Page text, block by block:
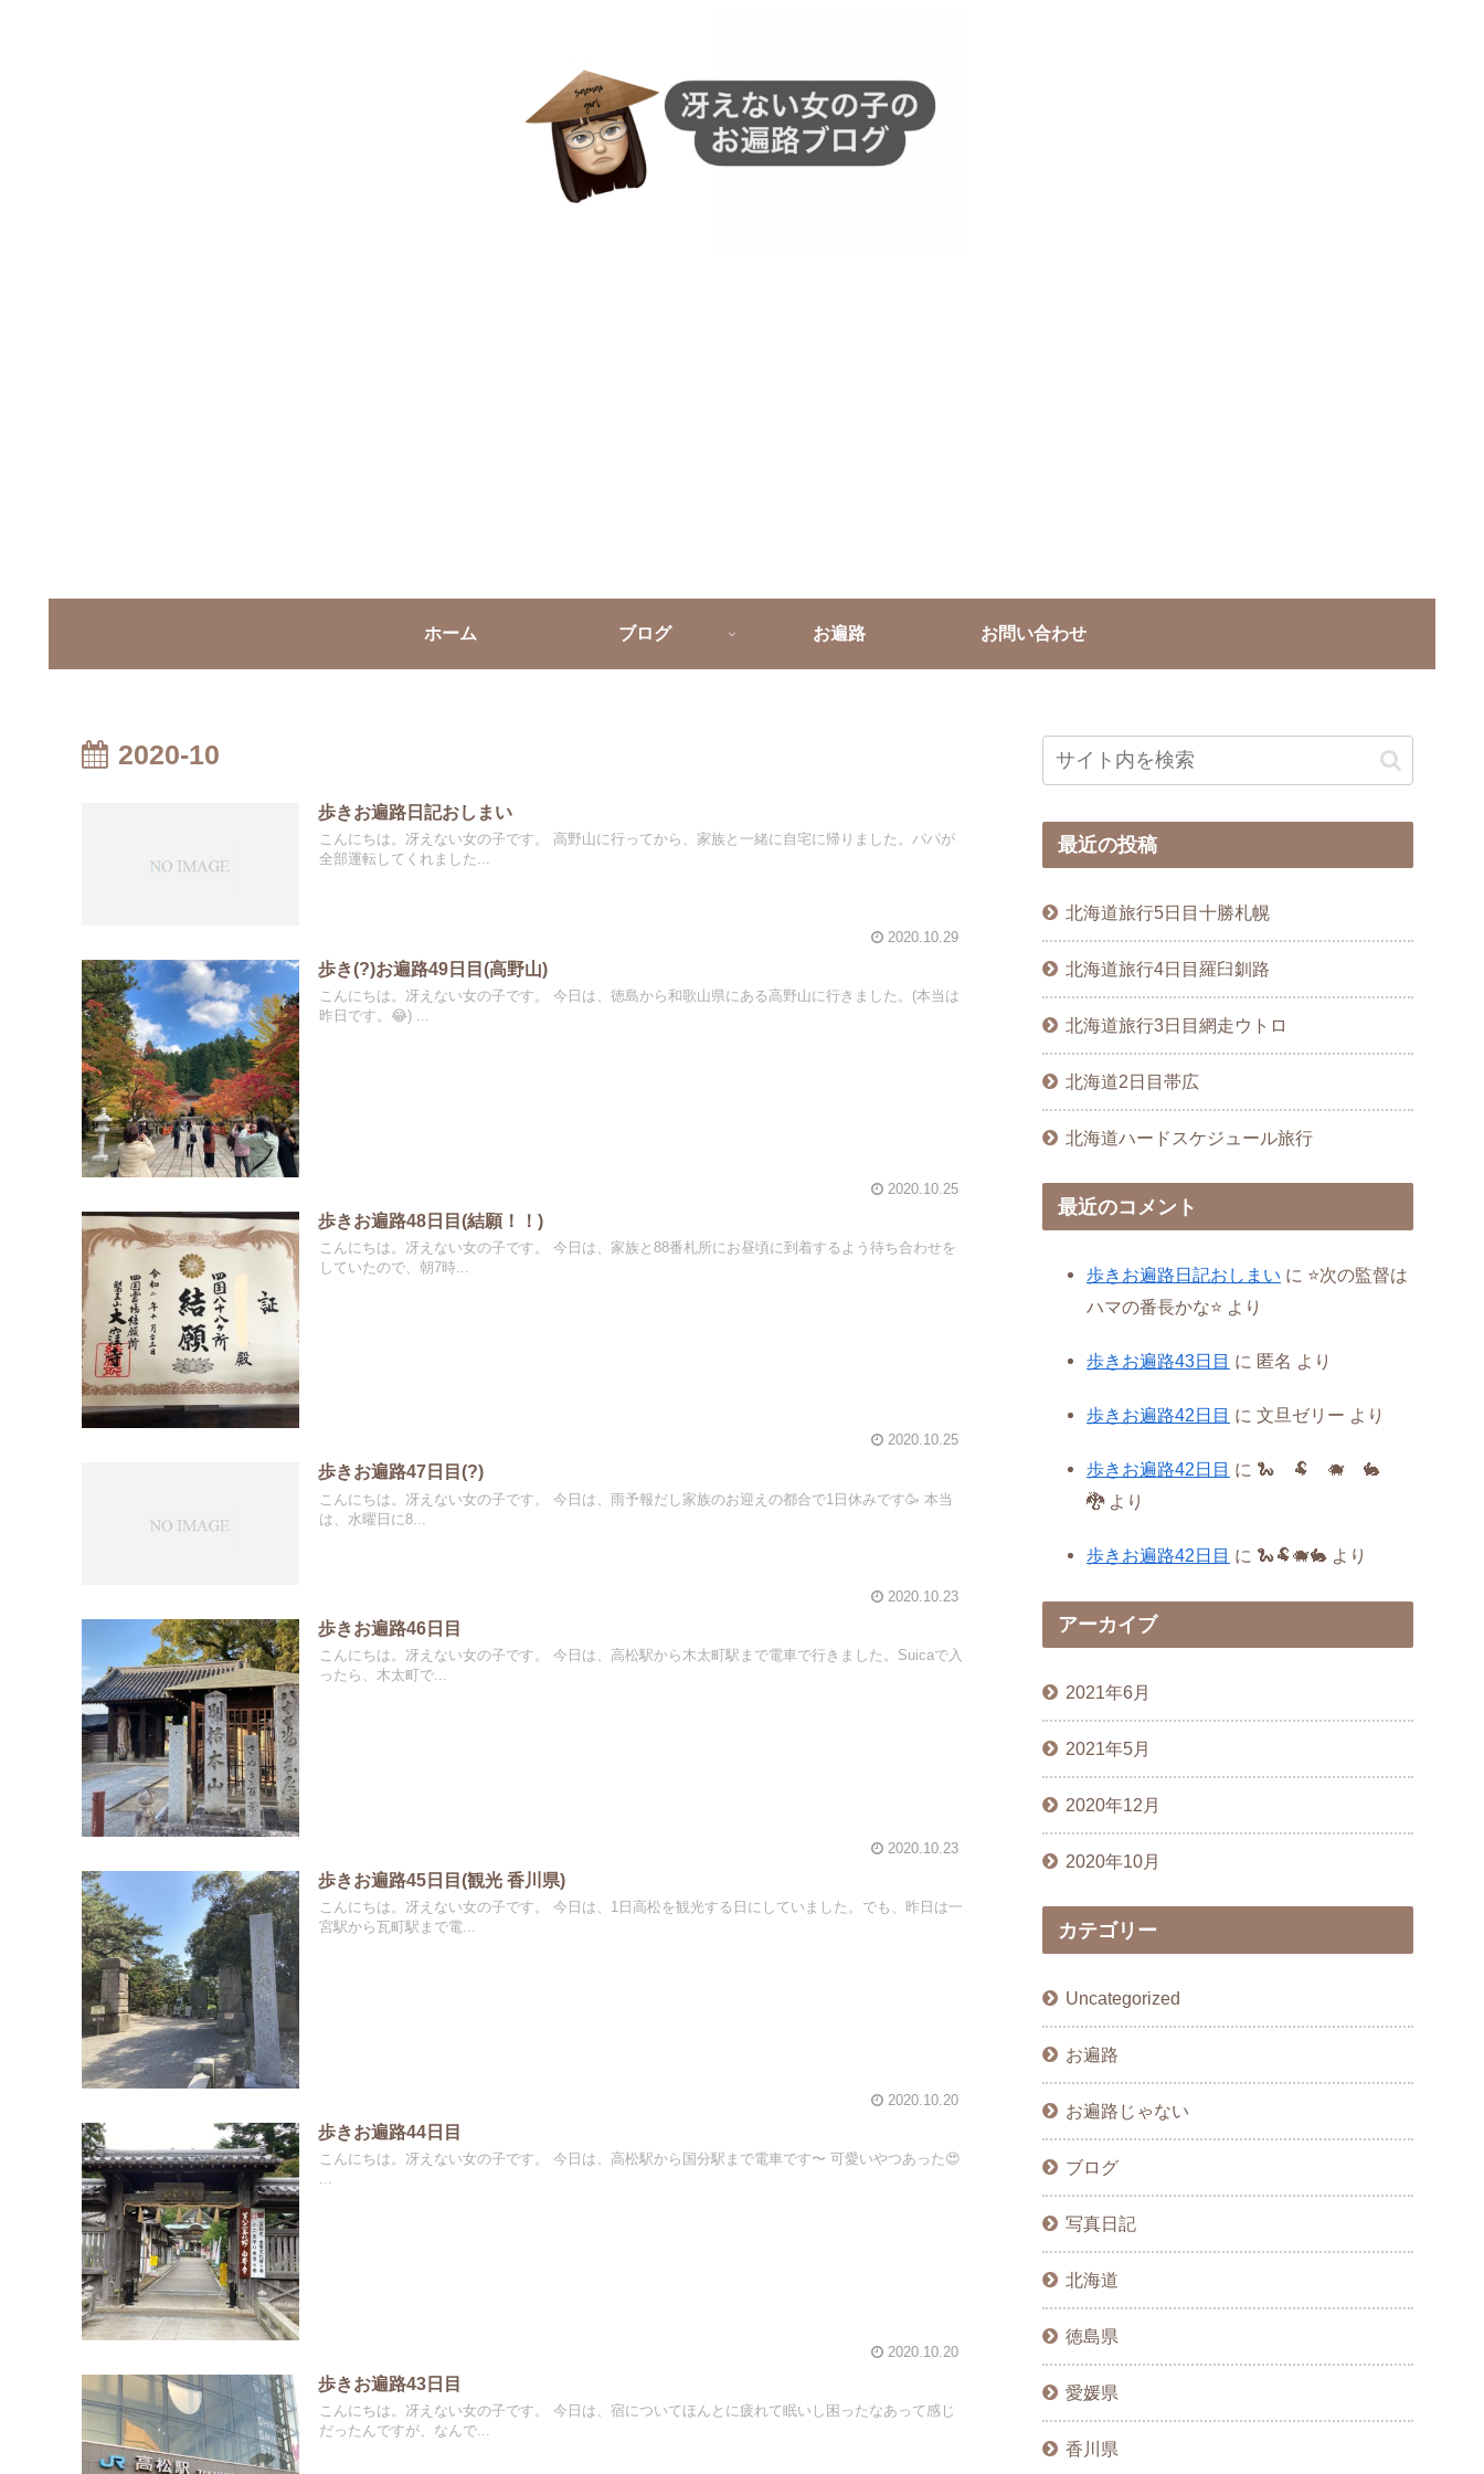
ホーム ブログ お遍路 お問い合わせ
2020-10
歩きお遍路日記おしまい
こんにちは。冴えない女の子です。 高野山に行ってから、家族と一緒に自宅に帰りました。パパが
全部運転してくれました...
2020.10.29
歩き(?)お遍路49日目(高野山)
こんにちは。冴えない女の子です。 今日は、徳島から和歌山県にある高野山に行きました。(本当は
昨日です。😂) ...
2020.10.25
歩きお遍路48日目(結願！！)
こんにちは。冴えない女の子です。 今日は、家族と88番札所にお昼頃に到着するよう待ち合わせを
していたので、朝7時...
2020.10.25
歩きお遍路47日目(?)
こんにちは。冴えない女の子です。 今日は、雨予報だし家族のお迎えの都合で1日休みです🥳 本当
は、水曜日に8...
2020.10.23
歩きお遍路46日目
こんにちは。冴えない女の子です。 今日は、高松駅から木太町駅まで電車で行きました。Suicaで入
ったら、木太町で...
2020.10.23
歩きお遍路45日目(観光 香川県)
こんにちは。冴えない女の子です。 今日は、1日高松を観光する日にしていました。でも、昨日は一
宮駅から瓦町駅まで電...
2020.10.20
歩きお遍路44日目
こんにちは。冴えない女の子です。 今日は、高松駅から国分駅まで電車です〜 可愛いやつあった😍
2020.10.20
歩きお遍路43日目
こんにちは。冴えない女の子です。 今日は、宿についてほんとに疲れて眠いし困ったなあって感じ
だったんですが、なんで...
最近の投稿
北海道旅行5日目十勝札幌
北海道旅行4日目羅臼釧路
北海道旅行3日目網走ウトロ
北海道2日目帯広
北海道ハードスケジュール旅行
最近のコメント
歩きお遍路日記おしまい に ⭐️次の監督は
ハマの番長かな⭐️ より
歩きお遍路43日目 に 匿名 より
歩きお遍路42日目 に 文旦ゼリー より
歩きお遍路42日目 に 🐍 🐏 🐗 🐇
🐉より
歩きお遍路42日目 に 🐍🐏🐗🐇 より
アーカイブ
2021年6月
2021年5月
2020年12月
2020年10月
カテゴリー
Uncategorized
お遍路
お遍路じゃない
ブログ
写真日記
北海道
徳島県
愛媛県
香川県